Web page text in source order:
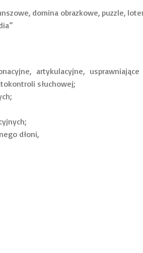
domina obrazkowe, puzzle,
artykulacyjne,
słuchowej;
dłoni,